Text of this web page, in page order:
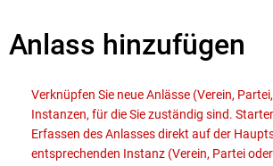
Anlass hinzufügen
Verknüpfen Sie neue Anlässe (Verein,
Instanzen, für die Sie zuständig sind.
Erfassen des Anlasses direkt auf der
entsprechenden Instanz (Verein, Partei